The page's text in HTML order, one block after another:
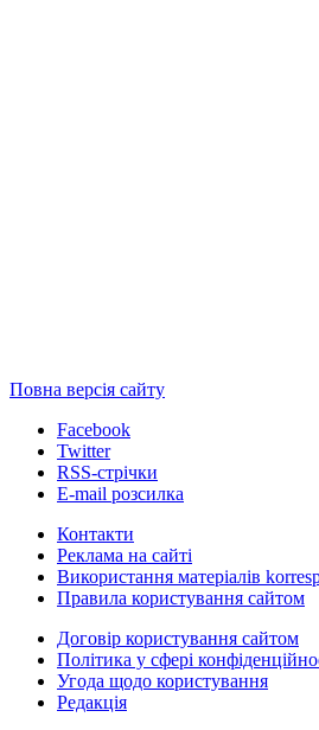
Повна версія сайту
Facebook
Twitter
RSS-стрічки
E-mail розсилка
Контакти
Реклама на сайті
Використання матеріалів
Правила користування сайтом
Договір користування сайтом
Політика у сфері
Угода щодо користування
Редакція